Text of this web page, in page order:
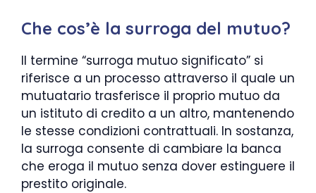
Che cos’è la surroga del mutuo?
Il termine “surroga mutuo significato” si
riferisce a un processo attraverso il quale un
mutuatario trasferisce il proprio mutuo da
un istituto di credito a un altro, mantenendo
le stesse condizioni contrattuali. In sostanza,
la surroga consente di cambiare la banca
che eroga il mutuo senza dover estinguere il
prestito originale.